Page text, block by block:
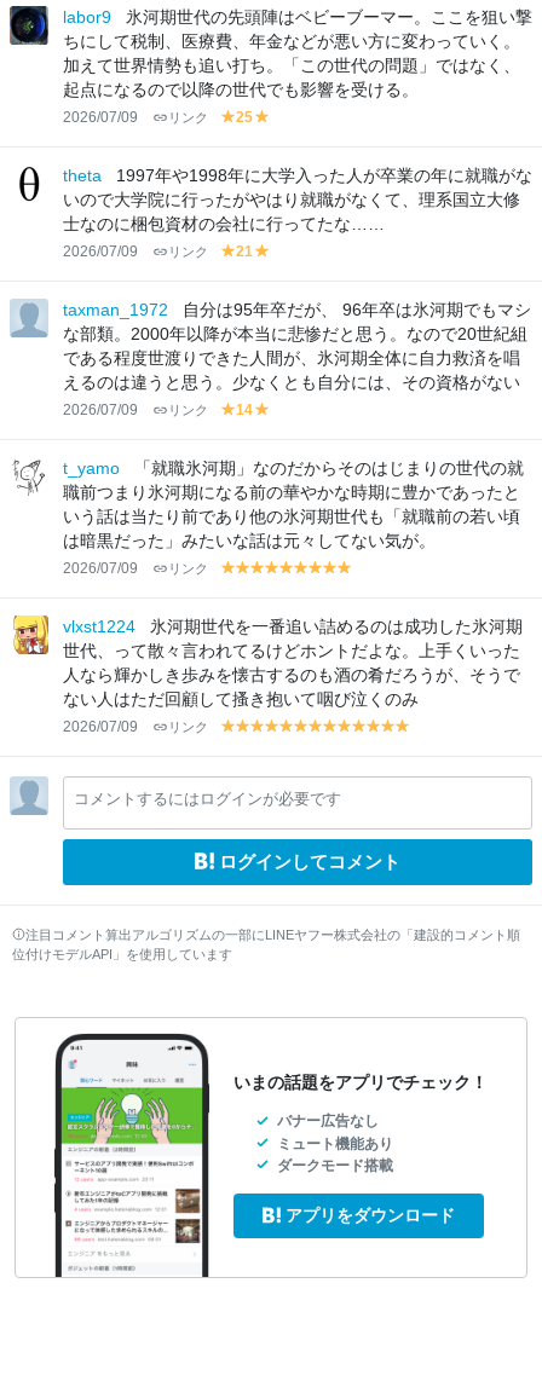
lo
w
lo
w
labor9
氷河期世代の先頭陣はベビーブーマー。ここを狙い撃
ちにして税制、医療費、年金などが悪い方に変わっていく。
加えて世界情勢も追い打ち。「この世代の問題」ではなく、
起点になるので以降の世代でも影響を受ける。
2026/07/09 リンク
y
lo
w
25
lo
w
theta
1997年や1998年に大学入った人が卒業の年に就職がな
いので大学院に行ったがやはり就職がなくて、理系国立大修
士なのに梱包資材の会社に行ってたな……
2026/07/09 リンク
y
lo
w
21
lo
w
taxman_1972
自分は95年卒だが、 96年卒は氷河期でもマシ
な部類。2000年以降が本当に悲惨だと思う。なので20世紀組
である程度世渡りできた人間が、氷河期全体に自力救済を唱
えるのは違うと思う。少なくとも自分には、その資格がない
2026/07/09 リンク
y
lo
w
14
lo
w
t_yamo
「就職氷河期」なのだからそのはじまりの世代の就
職前つまり氷河期になる前の華やかな時期に豊かであったと
いう話は当たり前であり他の氷河期世代も「就職前の若い頃
は暗黒だった」みたいな話は元々してない気が。
2026/07/09 リンク
y
lo
w
y
lo
w
y
w
y
lo
w
y
lo
w
y
lo
w
y
lo
w
y
lo
w
lo
w
vlxst1224
氷河期世代を一番追い詰めるのは成功した氷河期
世代、って散々言われてるけどホントだよな。上手くいった
人なら輝かしき歩みを懐古するのも酒の肴だろうが、そうで
ない人はただ回顧して搔き抱いて咽び泣くのみ
2026/07/09 リンク
y
lo
w
y
lo
w
y
lo
w
y
lo
w
y
lo
w
y
lo
w
y
lo
w
y
lo
w
y
lo
y
lo
y
lo
y
lolo
コメントするにはログインが必要です
ログインしてコメント
注目コメント算出アルゴリズムの一部にLINEヤフー株式会社の「建設的コメント順
位付けモデルAPI」を使用しています
いまの話題をアプリでチェック！
バナー広告なし
ミュート機能あり
ダークモード搭載
アプリをダウンロード